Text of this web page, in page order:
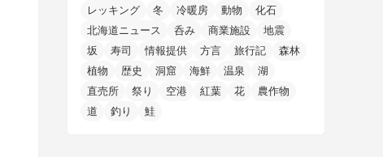
(21)
(4)
(2)
(2)
(72)
(4)
(5)
(5)
(11)
(2)
(43)
(5)
(1)
(3)
(1)
(11)
(12)
(4)
(24)
(3)
(12)
(4)
(27)
(6)
(5)
(10)(1)
(4)
レッキング
冬 冷暖房 動物
化石
北海道ニュース
呑み 商業施設
地震
坂
寿司 情報提供 方言 旅行記
森林
植物
歴史 洞窟 海鮮 温泉
湖
直売所
祭り 空港 紅葉 花
農作物
道
釣り 鮭